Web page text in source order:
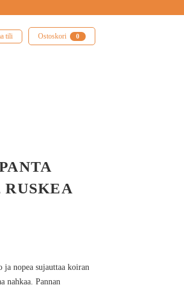
tili Ostoskori 0
ja nopea sujauttaa koiran
nahkaa. Pannan